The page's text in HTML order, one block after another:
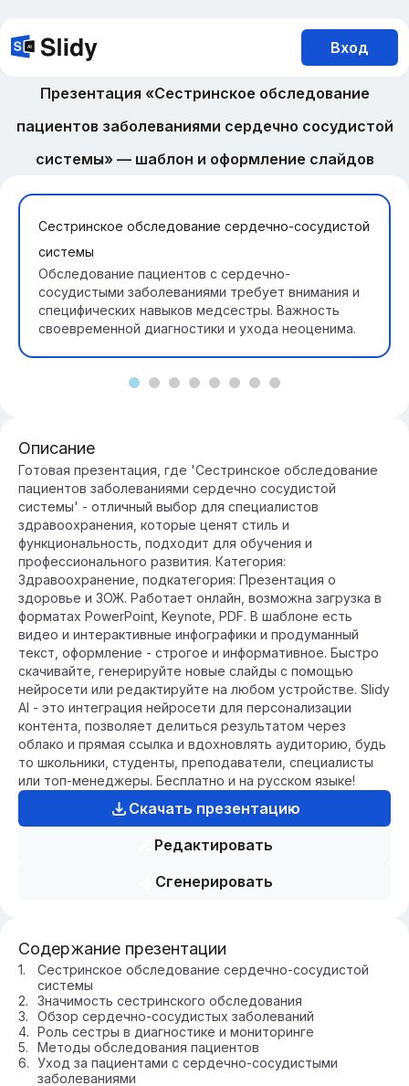
Вход
Презентация «Сестринское обследование
пациентов заболеваниями сердечно сосудистой
системы» — шаблон и оформление слайдов
Сестринское обследование сердечно-сосудистой
системы
Обследование пациентов с сердечно-
сосудистыми заболеваниями требует внимания и
специфических навыков медсестры. Важность
своевременной диагностики и ухода неоценима.
Описание
Готовая презентация, где 'Сестринское обследование
пациентов заболеваниями сердечно сосудистой
системы' - отличный выбор для специалистов
здравоохранения, которые ценят стиль и
функциональность, подходит для обучения и
профессионального развития. Категория:
Здравоохранение, подкатегория: Презентация о
здоровье и ЗОЖ. Работает онлайн, возможна загрузка в
форматах PowerPoint, Keynote, PDF. В шаблоне есть
видео и интерактивные инфографики и продуманный
текст, оформление - строгое и информативное. Быстро
скачивайте, генерируйте новые слайды с помощью
нейросети или редактируйте на любом устройстве. Slidy
AI - это интеграция нейросети для персонализации
контента, позволяет делиться результатом через
облако и прямая ссылка и вдохновлять аудиторию, будь
то школьники, студенты, преподаватели, специалисты
или топ-менеджеры. Бесплатно и на русском языке!
Скачать презентацию
Редактировать
Сгенерировать
Содержание презентации
Сестринское обследование сердечно-сосудистой
системы
Значимость сестринского обследования
Обзор сердечно-сосудистых заболеваний
Роль сестры в диагностике и мониторинге
Методы обследования пациентов
Уход за пациентами с сердечно-сосудистыми
заболеваниями